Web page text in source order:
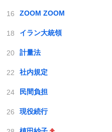
ZOOM ZOOM
イラン大統領
計量法
社内規定
民間負担
現役続行